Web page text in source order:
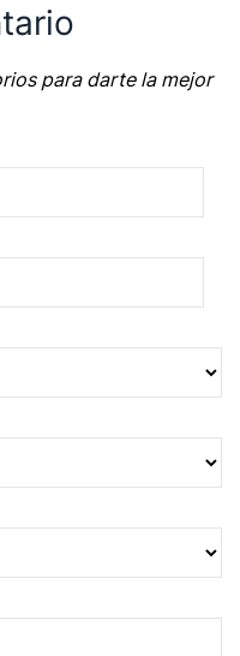
para darte la mejor